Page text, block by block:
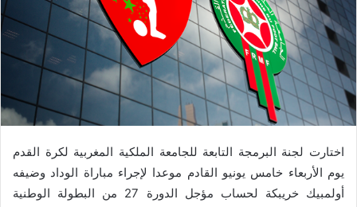
اختارت لجنة البرمجة التابعة للجامعة الملكية المغربية لكرة القدم
يوم الأربعاء خامس يونيو القادم موعدا لإجراء مباراة الوداد وضيفه
أولمبيك خريبكة لحساب مؤجل الدورة 27 من البطولة الوطنية